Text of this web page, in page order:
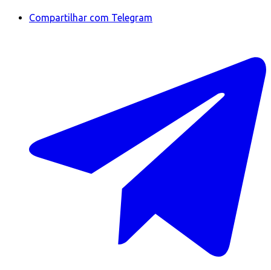
Compartilhar com Telegram